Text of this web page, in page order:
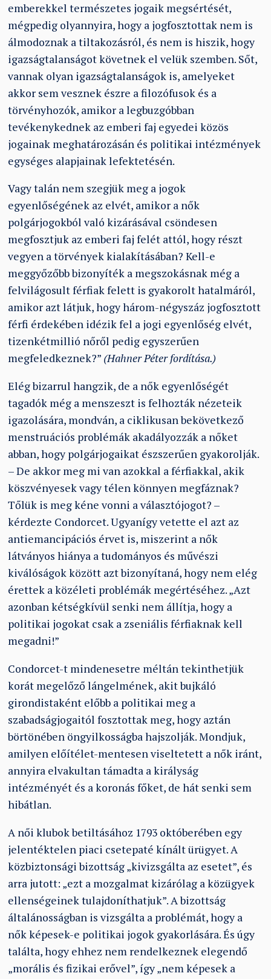
emberekkel természetes jogaik megsértését,
mégpedig olyannyira, hogy a jogfosztottak nem is
álmodoznak a tiltakozásról, és nem is hiszik, hogy
igazságtalanságot követnek el velük szemben. Sőt,
vannak olyan igazságtalanságok is, amelyeket
akkor sem vesznek észre a filozófusok és a
törvényhozók, amikor a legbuzgóbban
tevékenykednek az emberi faj egyedei közös
jogainak meghatározásán és politikai intézmények
egységes alapjainak lefektetésén.
Vagy talán nem szegjük meg a jogok
egyenlőségének az elvét, amikor a nők
polgárjogokból való kizárásával csöndesen
megfosztjuk az emberi faj felét attól, hogy részt
vegyen a törvények kialakításában? Kell-e
meggyőzőbb bizonyíték a megszokásnak még a
felvilágosult férfiak felett is gyakorolt hatalmáról,
amikor azt látjuk, hogy három-négyszáz jogfosztott
férfi érdekében idézik fel a jogi egyenlőség elvét,
tizenkétmillió nőről pedig egyszerűen
megfeledkeznek?” (Hahner Péter fordítása.)
Elég bizarrul hangzik, de a nők egyenlőségét
tagadók még a menszeszt is felhozták nézeteik
igazolására, mondván, a ciklikusan bekövetkező
menstruációs problémák akadályozzák a nőket
abban, hogy polgárjogaikat észszerűen gyakorolják.
– De akkor meg mi van azokkal a férfiakkal, akik
köszvényesek vagy télen könnyen megfáznak?
Tőlük is meg kéne vonni a választójogot? –
kérdezte Condorcet. Ugyanígy vetette el azt az
antiemancipációs érvet is, miszerint a nők
látványos hiánya a tudományos és művészi
kiválóságok között azt bizonyítaná, hogy nem elég
érettek a közéleti problémák megértéséhez. „Azt
azonban kétségkívül senki nem állítja, hogy a
politikai jogokat csak a zseniális férfiaknak kell
megadni!”
Condorcet-t mindenesetre méltán tekinthetjük
korát megelőző lángelmének, akit bujkáló
girondistaként előbb a politikai meg a
szabadságjogaitól fosztottak meg, hogy aztán
börtönében öngyilkosságba hajszolják. Mondjuk,
amilyen előítélet-mentesen viseltetett a nők iránt,
annyira elvakultan támadta a királyság
intézményét és a koronás főket, de hát senki sem
hibátlan.
A női klubok betiltásához 1793 októberében egy
jelentéktelen piaci csetepaté kínált ürügyet. A
közbiztonsági bizottság „kivizsgálta az esetet”, és
arra jutott: „ezt a mozgalmat kizárólag a közügyek
ellenségeinek tulajdoníthatjuk”. A bizottság
általánosságban is vizsgálta a problémát, hogy a
nők képesek-e politikai jogok gyakorlására. És úgy
találta, hogy ehhez nem rendelkeznek elegendő
„morális és fizikai erővel”, így „nem képesek a